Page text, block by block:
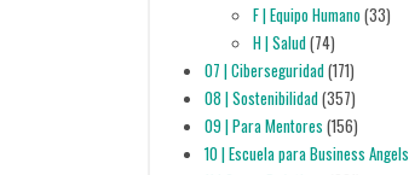
F | Equipo Humano(33)
H | Salud(74)
07 | Ciberseguridad(171)
08 | Sostenibilidad(357)
09 | Para Mentores (156)
10 | Escuela para Business Angels